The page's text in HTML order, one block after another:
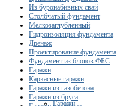
Гаражи
Из буронабивных свай
Столбчатый фундамент
Мелкозаглубленный
Гидроизоляция фундамента
Дренаж
Проектирование фундамента
Фундамент из блоков ФБС
Гаражи
Каркасные гаражи
Гаражи из газобетона
Гаражи из бруса